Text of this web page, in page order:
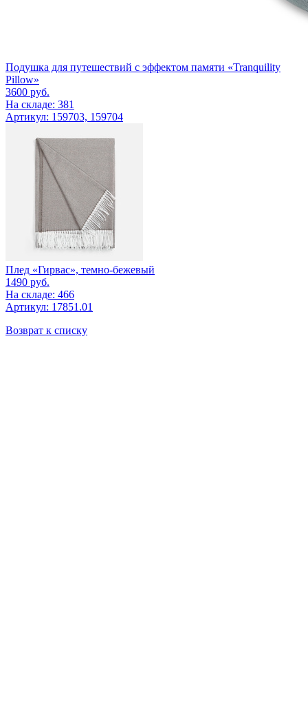
Подушка для путешествий с эффектом памяти «Tranquility
Pillow»
3600 руб.
На складе: 381
Артикул: 159703, 159704
Плед «Гирвас», темно-бежевый
1490 руб.
На складе: 466
Артикул: 17851.01
Возврат к списку